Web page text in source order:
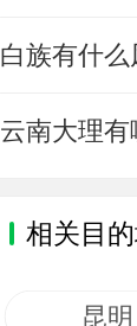
白族有什
云南大理有
相关目
昆明